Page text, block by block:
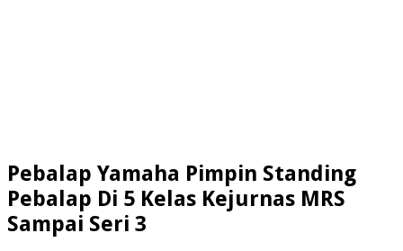
Pebalap Yamaha Pimpin Standing
Pebalap Di 5 Kelas Kejurnas MRS
Sampai Seri 3